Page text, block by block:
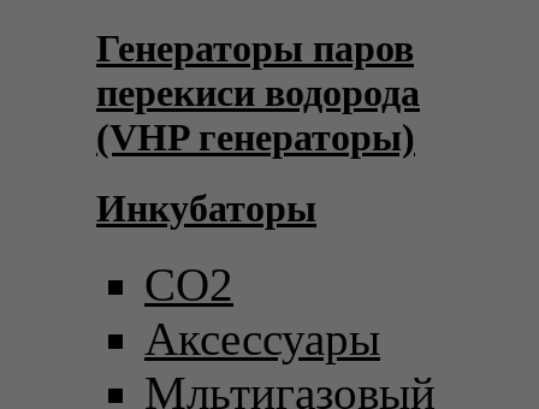
Генераторы паров
перекиси водорода
(VHP генераторы)
Инкубаторы
CO2
Аксессуары
Мльтигазовый